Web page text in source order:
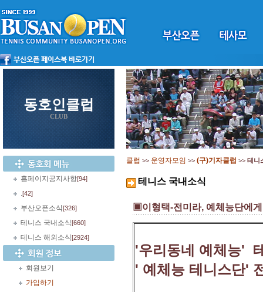
동호인클럽
CLUB
홈페이지공지사항[94]
.[42]
부산오픈소식[326]
테니스 국내소식[660]
테니스 해외소식[2924]
회원보기
가입하기
클럽 >> 운영자모임 >> (구)기자클럽 >> 테니
테니스 국내소식
▣이형택-전미라, 예체능단에
'우리동네 예체능'
' 예체능 테니스단'